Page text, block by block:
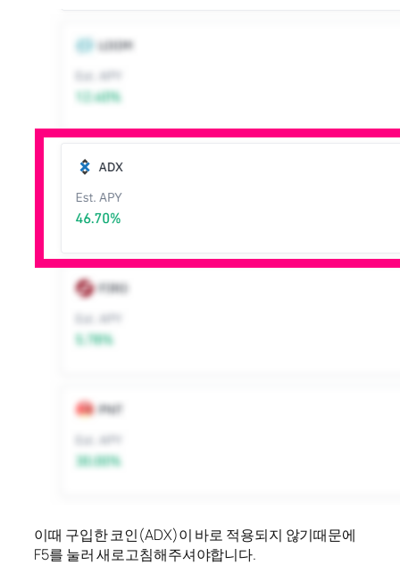
이때 구입한 코인(ADX)이 바로 적용되지 않기때문에
F5를 눌러 새로고침해주셔야합니다.